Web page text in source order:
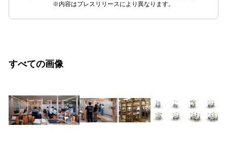
※内容はプレスリリースにより異なります。
すべての画像